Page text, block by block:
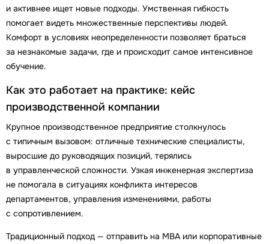
и активнее ищет новые подходы. Умственная гибкость
помогает видеть множественные перспективы людей.
Комфорт в условиях неопределенности позволяет браться
за незнакомые задачи, где и происходит самое интенсивное
обучение.
Как это работает на практике: кейс
производственной компании
Крупное производственное предприятие столкнулось
с типичным вызовом: отличные технические специалисты,
выросшие до руководящих позиций, терялись
в управленческой сложности. Узкая инженерная экспертиза
не помогала в ситуациях конфликта интересов
департаментов, управления изменениями, работы
с сопротивлением.
Традиционный подход — отправить на MBA или корпоративные